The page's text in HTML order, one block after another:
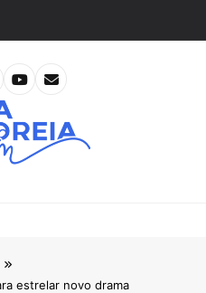
estrelar novo drama